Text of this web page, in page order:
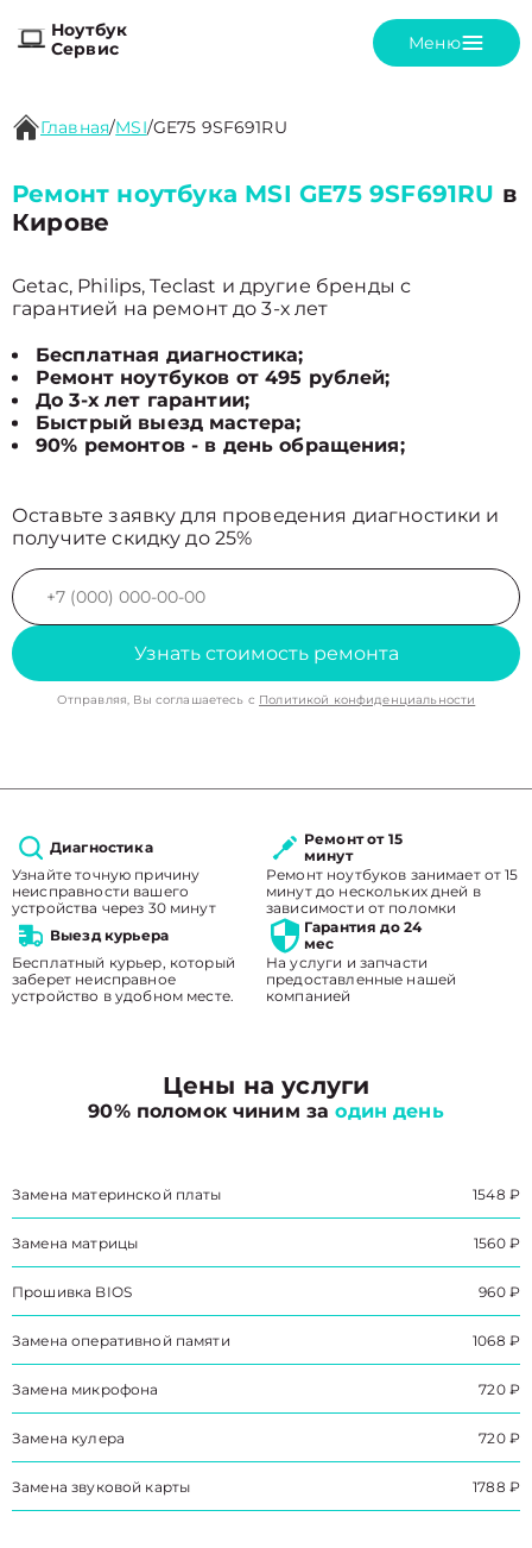
Ноутбук
Сервис
Меню
Главная/MSI/GE75 9SF691RU
Ремонт ноутбука MSI GE75 9SF691RU в
Кирове
Getac, Philips, Teclast и другие бренды с
гарантией на ремонт до 3-х лет
Бесплатная диагностика;
Ремонт ноутбуков от 495 рублей;
До 3-х лет гарантии;
Быстрый выезд мастера;
90% ремонтов - в день обращения;
Оставьте заявку для проведения диагностики и
получите скидку до 25%
Узнать стоимость ремонта
Отправляя, Вы соглашаетесь с Политикой конфиденциальности
Диагностика
Узнайте точную причину
неисправности вашего
устройства через 30 минут
Ремонт от 15
минут
Ремонт ноутбуков занимает от 15
минут до нескольких дней в
зависимости от поломки
Выезд курьера
Бесплатный курьер, который
заберет неисправное
устройство в удобном месте.
Гарантия до 24
мес
На услуги и запчасти
предоставленные нашей
компанией
Цены на услуги
90% поломок чиним заодин день
Замена материнской платы 1548 ₽
Замена матрицы 1560 ₽
Прошивка BIOS 960 ₽
Замена оперативной памяти 1068 ₽
Замена микрофона 720 ₽
Замена кулера 720 ₽
Замена звуковой карты 1788 ₽